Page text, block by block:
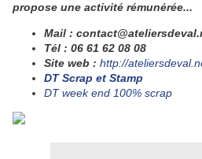
propose une activité rémunérée...
Mail :
Tél : 06 61 62 08 08
Site web : http://
DT Scrap et Stamp
DT week end 100% scrap